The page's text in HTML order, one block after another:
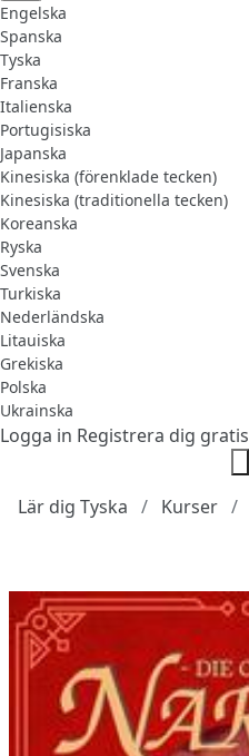
Engelska
Spanska
Tyska
Franska
Italienska
Portugisiska
Japanska
Kinesiska (förenklade tecken)
Kinesiska (traditionella tecken)
Koreanska
Ryska
Svenska
Turkiska
Nederländska
Litauiska
Grekiska
Polska
Ukrainska
Logga in Registrera dig gratis
Lär dig Tyska Kurser